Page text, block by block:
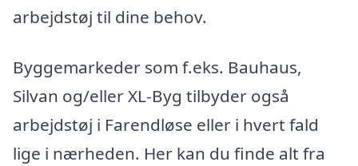
arbejdstøj til dine behov.
Byggemarkeder som f.eks. Bauhaus,
Silvan og/eller XL-Byg tilbyder også
arbejdstøj i Farendløse eller i hvert fald
lige i nærheden. Her kan du finde alt fra